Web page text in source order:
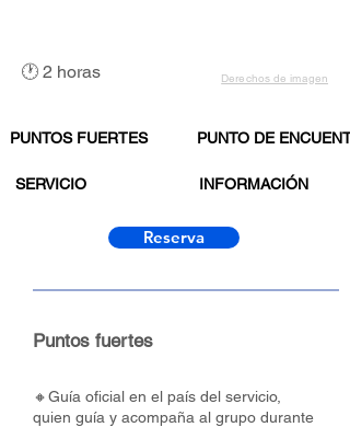
🕐 2 horas Derechos de imagen
PUNTOS FUERTES
SERVICIO
PUNTO DE
INFORMACIÓN
Reserva
Puntos fuertes
🔸Guía oficial en el país del servicio,
quien guía y acompaña al grupo durante